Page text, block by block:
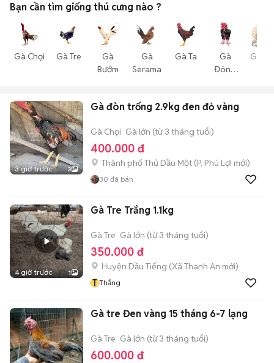
Bạn cần tìm giống thú cưng nào ?
Gà Chọi Gà Tre
Gà
Bướm
Gà
Serama
Gà Ta
Gà
Đông
Gà
3 giờ trước 3
Gà đòn trống 2.9kg đen đỏ vàng
Gà Chọi Gà lớn (từ 3 tháng tuổi)
400.000 đ
Thành phố Thủ Dầu Một (P. Phú Lợi mới)
30 đã bán
4 giờ trước 1
Gà Tre Trắng 1.1kg
Gà Tre Gà lớn (từ 3 tháng tuổi)
350.000 đ
Huyện Dầu Tiếng (Xã Thanh An mới)
T Thắng
Gà tre Đen vàng 15 tháng 6-7 lạng
Gà Tre Gà lớn (từ 3 tháng tuổi)
600.000 đ